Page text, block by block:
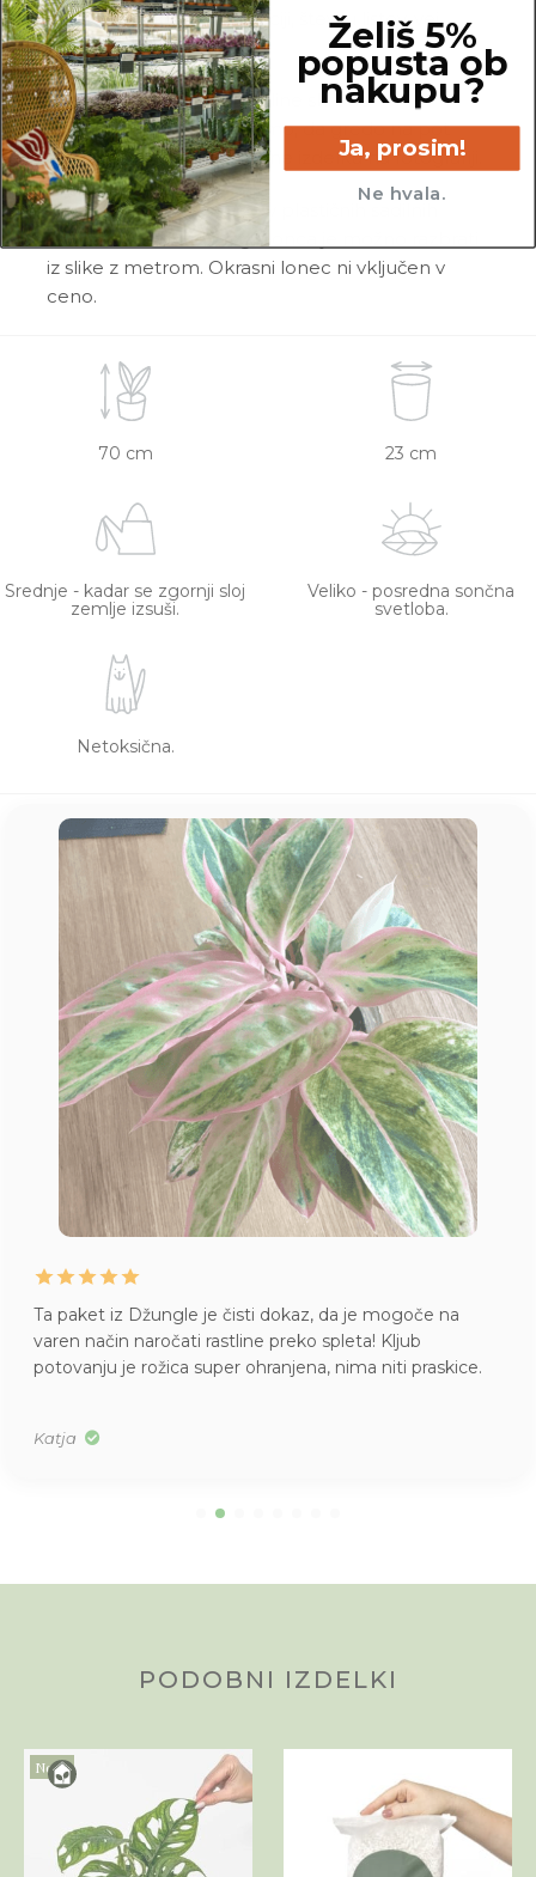
razlike v velikosti, variegaciji, številu listov, vej,
cvetov, itd …
Pred pošiljanjem vse rastline skrbno
pregledamo in zagotovimo, da gredo na pot
zdrave in čim bolj podobne izdelku na fotografiji.
Vse rastline so primarno v plastičnih sadilnih
lončkih. Višino sadilnega lonca je možno razbrati
iz slike z metrom. Okrasni lonec ni vključen v
ceno.
70 cm 23 cm
Srednje - kadar se zgornji sloj
zemlje izsuši.
Veliko - posredna sončna
svetloba.
Netoksična.
Ta paket iz Džungle je čisti dokaz, da je mogoče na
varen način naročati rastline preko spleta! Kljub
potovanju je rožica super ohranjena, nima niti praskice.
Katja
PODOBNI IZDELKI
Novo
Želiš 5%
popusta ob
nakupu?
Ja, prosim!
Ne hvala.